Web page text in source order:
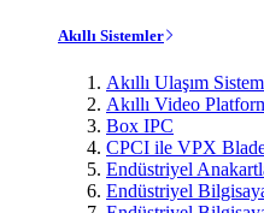
Akıllı Sistemler
Akıllı Ulaşım
Akıllı Video
Box IPC
CPCI ile VPX
Endüstriyel
Endüstriyel